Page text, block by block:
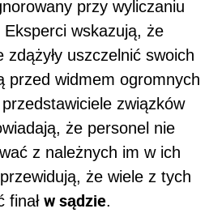
przy wyliczaniu
wskazują, że
uszczelnić swoich
przed widmem ogromnych
związków
że personel nie
z należnych im w ich
że wiele z tych
finał w sądzie.